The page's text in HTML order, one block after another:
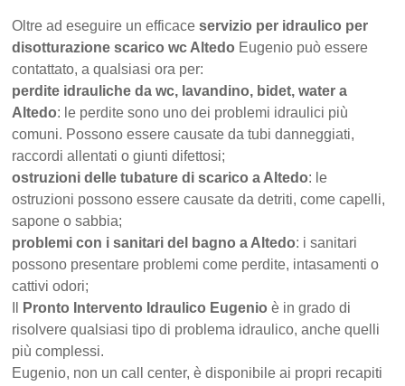
Oltre ad eseguire un efficaceservizio per idraulico per
disotturazione scarico wc Altedo Eugenio può essere
contattato, a qualsiasi ora per:
perdite idrauliche da wc, lavandino, bidet, water a
Altedo: le perdite sono uno dei problemi idraulici più
comuni. Possono essere causate da tubi danneggiati,
raccordi allentati o giunti difettosi;
ostruzioni delle tubature di scarico a Altedo: le
ostruzioni possono essere causate da detriti, come capelli,
sapone o sabbia;
problemi con i sanitari del bagno a Altedo: i sanitari
possono presentare problemi come perdite, intasamenti o
cattivi odori;
Pronto Intervento Idraulico Eugenio è in grado di
risolvere qualsiasi tipo di problema idraulico, anche quelli
più complessi.
Eugenio, non un call center, è disponibile ai propri recapiti